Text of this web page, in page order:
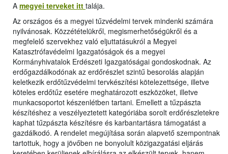
A megyei terveket itt talája.
Az országos és a megyei tűzvédelmi tervek mindenki számára
nyilvánosak. Közzétételükről, megismerhetőségükről és a
megfelelő szervekhez való eljuttatásukról a Megyei
Katasztrófavédelmi Igazgatóságok és a megyei
Kormányhivatalok Erdészeti Igazgatóságai gondoskodnak. Az
erdőgazdálkodónak az erdőrészlet szintű besorolás alapján
keletkezik erdőtűzvédelmi tervkészítési kötelezettsége, illetve
köteles erdőtűz esetére meghatározott eszközöket, illetve
munkacsoportot készenlétben tartani. Emellett a tűzpászta
készítéshez a veszélyeztetett kategóriába sorolt erdőrészletekre
kaphat tűzpászta készítésre és karbantartásra támogatást a
gazdálkodó. A rendelet megújítása során alapvető szempontnak
tartottuk, hogy a jövőben ne bonyolult közigazgatási eljárás